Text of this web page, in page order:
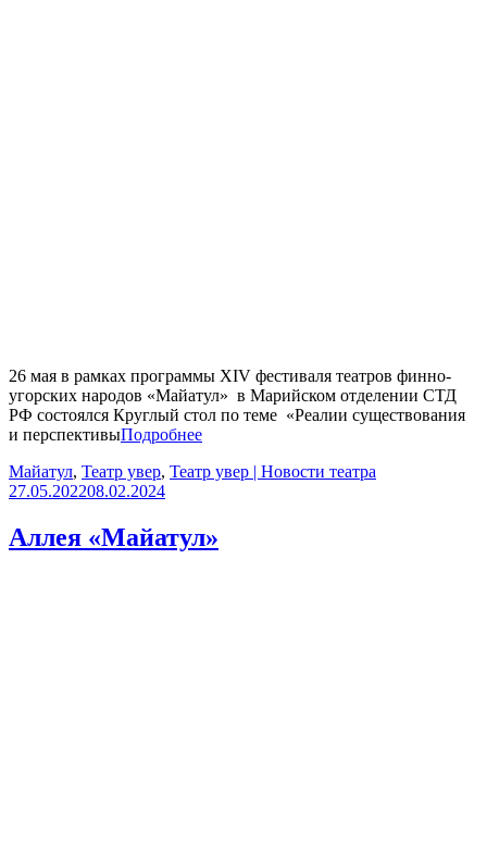
26 мая в рамках программы XIV фестиваля театров финно-
угорских народов «Майатул» в Марийском отделении СТД
РФ состоялся Круглый стол по теме «Реалии существования
и перспективыПодробнее
Майатул, Театр увер, Театр увер | Новости театра
27.05.202208.02.2024
Аллея «Майатул»